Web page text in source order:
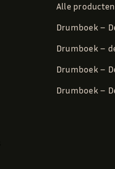
Alle producten
Drumboek –
Drumboek –
Drumboek –
Drumboek –